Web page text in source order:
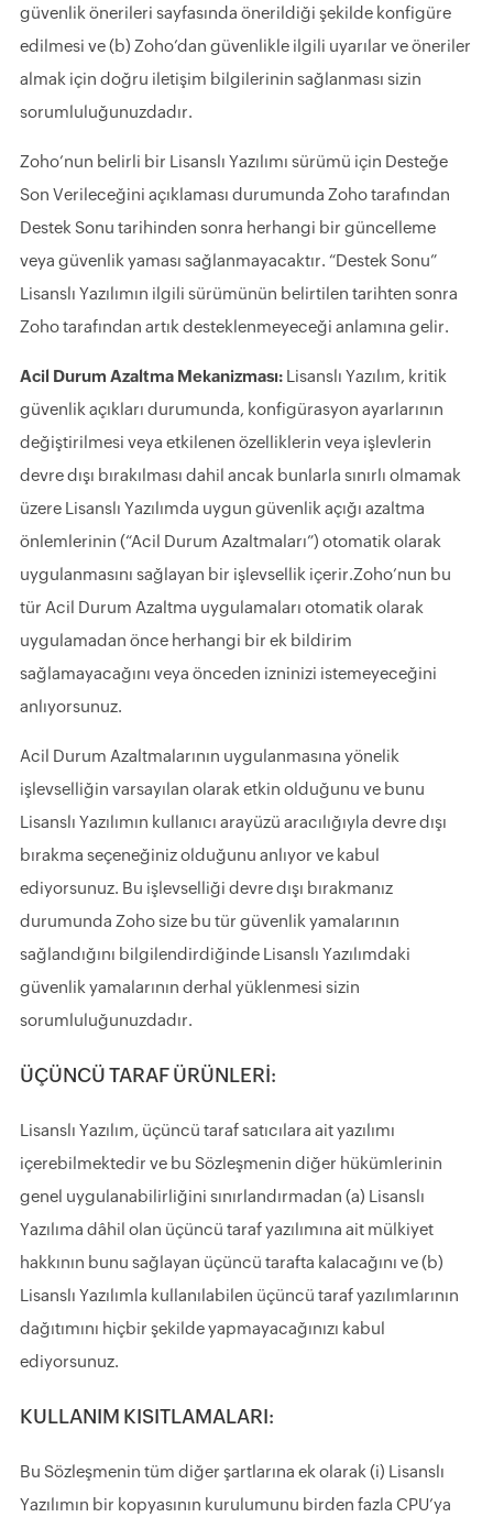
güvenlik önerileri sayfasında önerildiği şekilde konfigüre
edilmesi ve (b) Zoho’dan güvenlikle ilgili uyarılar ve öneriler
almak için doğru iletişim bilgilerinin sağlanması sizin
sorumluluğunuzdadır.
Zoho’nun belirli bir Lisanslı Yazılımı sürümü için Desteğe
Son Verileceğini açıklaması durumunda Zoho tarafından
Destek Sonu tarihinden sonra herhangi bir güncelleme
veya güvenlik yaması sağlanmayacaktır. “Destek Sonu”
Lisanslı Yazılımın ilgili sürümünün belirtilen tarihten sonra
Zoho tarafından artık desteklenmeyeceği anlamına gelir.
Acil Durum Azaltma Mekanizması:Lisanslı Yazılım, kritik
güvenlik açıkları durumunda, konfigürasyon ayarlarının
değiştirilmesi veya etkilenen özelliklerin veya işlevlerin
devre dışı bırakılması dahil ancak bunlarla sınırlı olmamak
üzere Lisanslı Yazılımda uygun güvenlik açığı azaltma
önlemlerinin (“Acil Durum Azaltmaları”) otomatik olarak
uygulanmasını sağlayan bir işlevsellik içerir.Zoho’nun bu
tür Acil Durum Azaltma uygulamaları otomatik olarak
uygulamadan önce herhangi bir ek bildirim
sağlamayacağını veya önceden izninizi istemeyeceğini
anlıyorsunuz.
Acil Durum Azaltmalarının uygulanmasına yönelik
işlevselliğin varsayılan olarak etkin olduğunu ve bunu
Lisanslı Yazılımın kullanıcı arayüzü aracılığıyla devre dışı
bırakma seçeneğiniz olduğunu anlıyor ve kabul
ediyorsunuz. Bu işlevselliği devre dışı bırakmanız
durumunda Zoho size bu tür güvenlik yamalarının
sağlandığını bilgilendirdiğinde Lisanslı Yazılımdaki
güvenlik yamalarının derhal yüklenmesi sizin
sorumluluğunuzdadır.
ÜÇÜNCÜ TARAF ÜRÜNLERİ:
Lisanslı Yazılım, üçüncü taraf satıcılara ait yazılımı
içerebilmektedir ve bu Sözleşmenin diğer hükümlerinin
genel uygulanabilirliğini sınırlandırmadan (a) Lisanslı
Yazılıma dâhil olan üçüncü taraf yazılımına ait mülkiyet
hakkının bunu sağlayan üçüncü tarafta kalacağını ve (b)
Lisanslı Yazılımla kullanılabilen üçüncü taraf yazılımlarının
dağıtımını hiçbir şekilde yapmayacağınızı kabul
ediyorsunuz.
KULLANIM KISITLAMALARI:
Bu Sözleşmenin tüm diğer şartlarına ek olarak (i) Lisanslı
Yazılımın bir kopyasının kurulumunu birden fazla CPU’ya